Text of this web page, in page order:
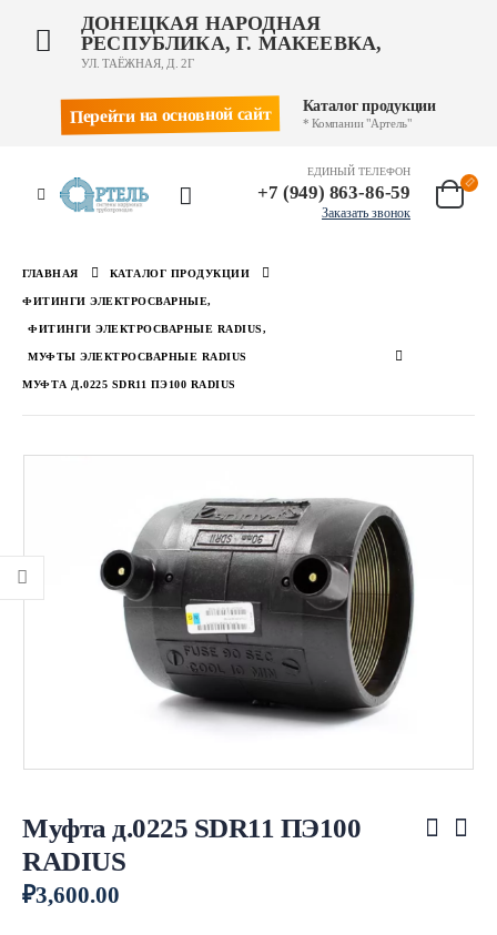
ДОНЕЦКАЯ НАРОДНАЯ
РЕСПУБЛИКА, Г. МАКЕЕВКА,
УЛ. ТАЁЖНАЯ, Д. 2Г
Перейти на основной сайт Каталог продукции
* Компании "Артель"
ЕДИНЫЙ ТЕЛЕФОН
+7 (949) 863-86-59
Заказать звонок
ГЛАВНАЯ КАТАЛОГ ПРОДУКЦИИ
ФИТИНГИ ЭЛЕКТРОСВАРНЫЕ,
ФИТИНГИ ЭЛЕКТРОСВАРНЫЕ RADIUS,
МУФТЫ ЭЛЕКТРОСВАРНЫЕ RADIUS
МУФТА Д.0225 SDR11 ПЭ100 RADIUS
Муфта д.0225 SDR11 ПЭ100
RADIUS
₽3,600.00